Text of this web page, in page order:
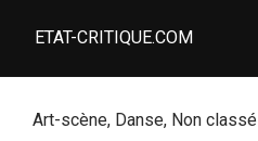
ETAT-CRITIQUE.COM
Art-scène, Danse, Non classé